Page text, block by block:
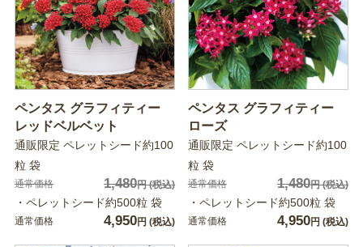
ペンタス グラフィティー
レッドベルベット
通販限定 ペレットシード約100
粒 袋
通常価格 1,480円(税込)
・ペレットシード約500粒 袋
通常価格 4,950円 (税込)
ペンタス グラフィティー
ローズ
通販限定 ペレットシード約100
粒 袋
通常価格 1,480円(税込)
・ペレットシード約500粒 袋
通常価格 4,950円 (税込)